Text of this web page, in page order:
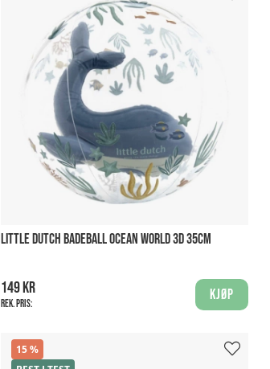
LITTLE DUTCH BADEBALL OCEAN WORLD 3D 35CM
149 kr
Rek. pris:
Kjøp
15